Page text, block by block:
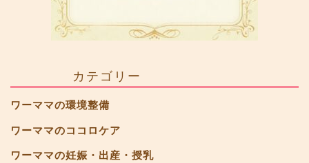
カテゴリー
ワーママの環境整備
ワーママのココロケア
ワーママの妊娠・出産・授乳